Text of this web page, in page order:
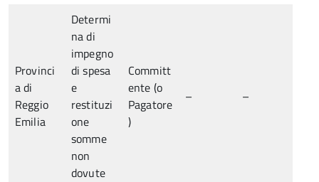
Provinci
a di
Reggio
Emilia
Determi
na di
impegno
di spesa
e
restituzi
one
somme
non
dovute
Committ
ente (o
Pagatore
)
– –